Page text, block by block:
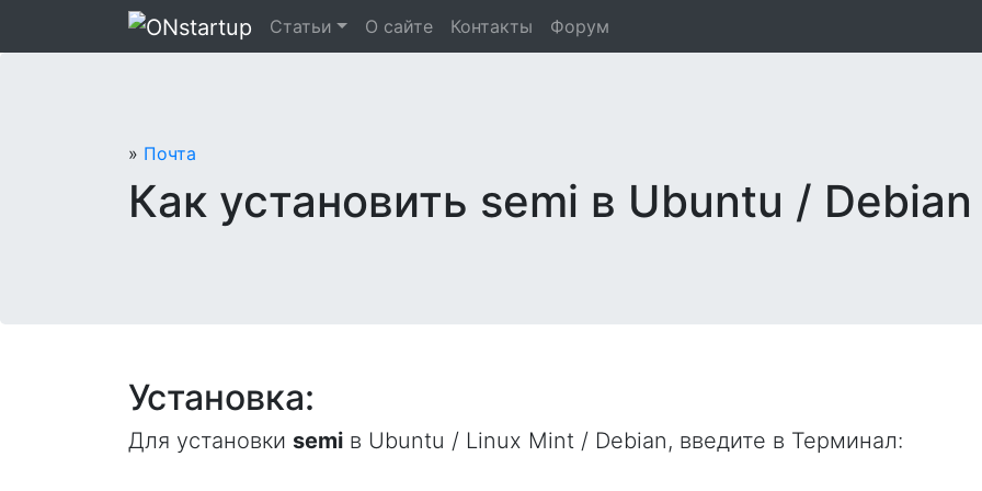
Статьи О сайте Контакты Форум
» Почта
Как установить semi в Ubuntu / Debian
Установка:
Для установки semi в Ubuntu / Linux Mint / Debian, введите в Терминал: